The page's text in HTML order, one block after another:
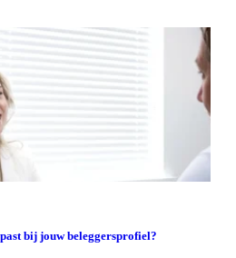
bij jouw beleggersprofiel?